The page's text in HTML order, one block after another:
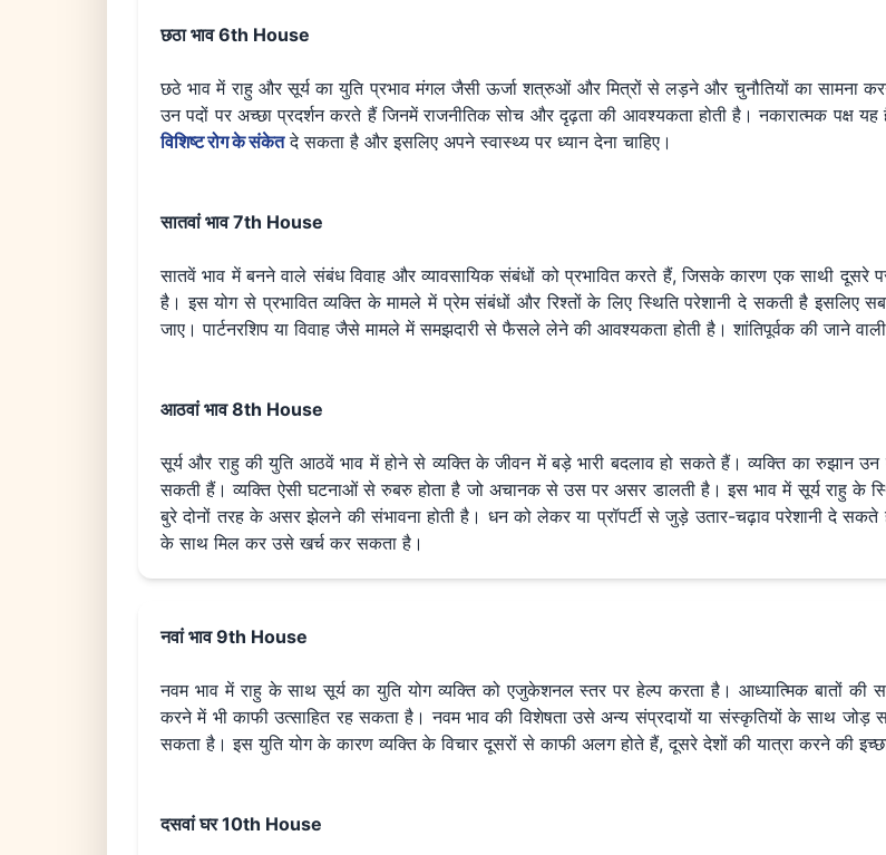
छठा भाव 6th House
छठे भाव में राहु और सूर्य का युति प्रभाव मंगल जैसी ऊर्जा शत्रुओं और मित्रों से लड़ने और चुनौतियों का सामना
उन पदों पर अच्छा प्रदर्शन करते हैं जिनमें राजनीतिक सोच और दृढ़ता की आवश्यकता होती है। नकारात्मक
विशिष्ट रोग के संकेतदे सकता है और इसलिए अपने स्वास्थ्य पर ध्यान देना चाहिए।
सातवां भाव 7th House
सातवें भाव में बनने वाले संबंध विवाह और व्यावसायिक संबंधों को प्रभावित करते हैं, जिसके कारण एक साथी दूसरे
है। इस योग से प्रभावित व्यक्ति के मामले में प्रेम संबंधों और रिश्तों के लिए स्थिति परेशानी दे सकती है
जाए। पार्टनरशिप या विवाह जैसे मामले में समझदारी से फैसले लेने की आवश्यकता होती है। शांतिपूर्वक की जाने वाली
आठवां भाव 8th House
सूर्य और राहु की युति आठवें भाव में होने से व्यक्ति के जीवन में बड़े भारी बदलाव हो सकते हैं। व्यक्ति का रुझान उन
सकती हैं। व्यक्ति ऐसी घटनाओं से रुबरु होता है जो अचानक से उस पर असर डालती है। इस भाव में सूर्य राहु के
बुरे दोनों तरह के असर झेलने की संभावना होती है। धन को लेकर या प्रॉपर्टी से जुड़े उतार-चढ़ाव परेशानी दे
के साथ मिल कर उसे खर्च कर सकता है।
नवां भाव 9th House
नवम भाव में राहु के साथ सूर्य का युति योग व्यक्ति को एजुकेशनल स्तर पर हेल्प करता है। आध्यात्मिक बातों की
करने में भी काफी उत्साहित रह सकता है। नवम भाव की विशेषता उसे अन्य संप्रदायों या संस्कृतियों के साथ
सकता है। इस युति योग के कारण व्यक्ति के विचार दूसरों से काफी अलग होते हैं, दूसरे देशों की यात्रा करने की
दसवां घर 10th House